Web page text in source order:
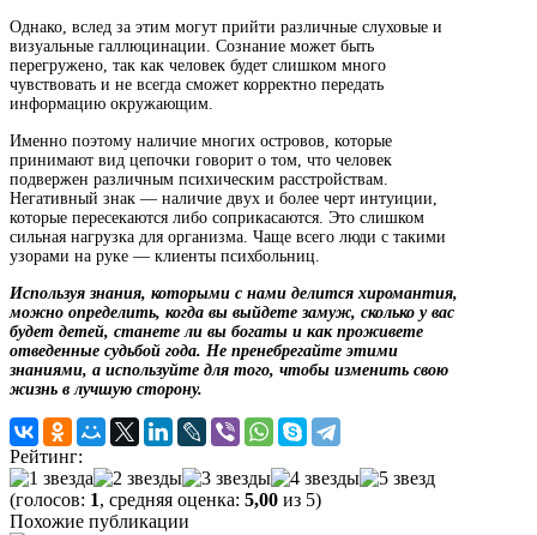
Однако, вслед за этим могут прийти различные слуховые и
визуальные галлюцинации. Сознание может быть
перегружено, так как человек будет слишком много
чувствовать и не всегда сможет корректно передать
информацию окружающим.
Именно поэтому наличие многих островов, которые
принимают вид цепочки говорит о том, что человек
подвержен различным психическим расстройствам.
Негативный знак — наличие двух и более черт интуиции,
которые пересекаются либо соприкасаются. Это слишком
сильная нагрузка для организма. Чаще всего люди с такими
узорами на руке — клиенты психбольниц.
Используя знания, которыми с нами делится хиромантия,
можно определить, когда вы выйдете замуж, сколько у вас
будет детей, станете ли вы богаты и как проживете
отведенные судьбой года. Не пренебрегайте этими
знаниями, а используйте для того, чтобы изменить свою
жизнь в лучшую сторону.
Рейтинг:
(голосов: 1, средняя оценка: 5,00 из 5)
Похожие публикации